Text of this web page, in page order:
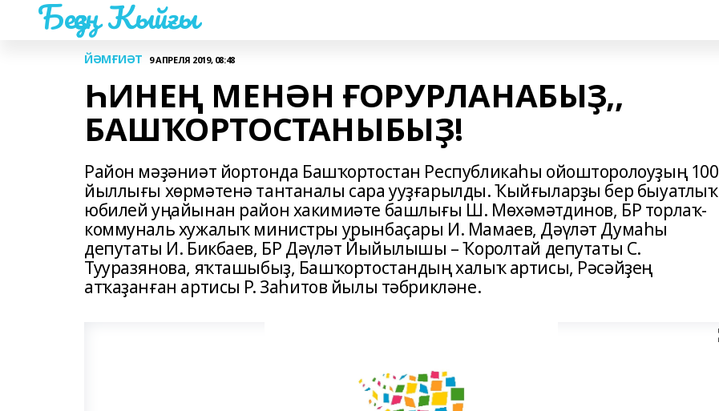
Беҙҙең Ҡыйғы
ЙӘМҒИӘТ 9 АПРЕЛЯ 2019, 08:48
ҺИНЕҢ МЕНӘН ҒОРУРЛАНАБЫҘ,,
БАШҠОРТОСТАНЫБЫҘ!
Район мәҙәниәт йортонда Башҡортостан Республикаһы ойошторолоуҙың 100
йыллығы хөрмәтенә тантаналы сара ууҙғарылды. Ҡыйғыларҙы бер быуатлыҡ
юбилей уңайынан район хакимиәте башлығы Ш. Мөхәмәтдинов, БР торлаҡ-
коммуналь хужалыҡ министры урынбаҫары И. Мамаев, Дәүләт Думаһы
депутаты И. Бикбаев, БР Дәүләт Йыйылышы – Ҡоролтай депутаты С.
Тууразянова, яҡташыбыҙ, Башҡортостандың халыҡ артисы, Рәсәйҙең
атҡаҙанған артисы Р. Заһитов йылы тәбрикләне.